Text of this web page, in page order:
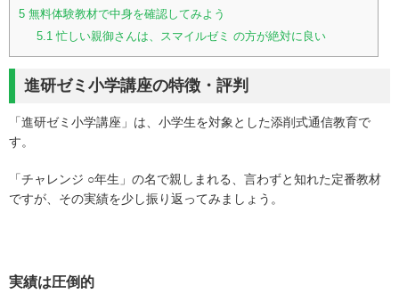
5 無料体験教材で中身を確認してみよう
5.1忙しい親御さんは、スマイルゼミ の方が絶対に良い
進研ゼミ小学講座の特徴・評判
「進研ゼミ小学講座」は、小学生を対象とした添削式通信教育で
す。
「チャレンジ ○年生」の名で親しまれる、言わずと知れた定番教材
ですが、その実績を少し振り返ってみましょう。
実績は圧倒的